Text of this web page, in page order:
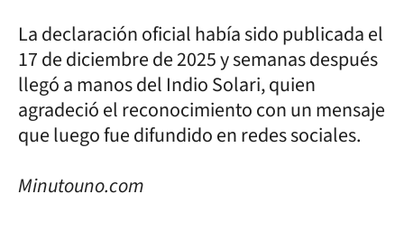
La declaración oficial había sido publicada el
17 de diciembre de 2025 y semanas después
llegó a manos del Indio Solari, quien
agradeció el reconocimiento con un mensaje
que luego fue difundido en redes sociales.
Minutouno.com